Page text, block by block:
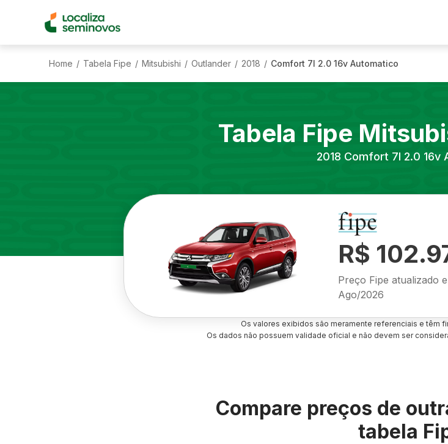
Home / Tabela Fipe / Mitsubishi / Outlander / 2018 / Comfort 7l 2.0 16v Automatico
Tabela Fipe
2018 Comfort 7l 2.0 16v
R$
Preço Fipe atualizado
Ago/2026
Os valores exibidos são meramente referenciais e têm
Os dados não possuem validade oficial e não devem ser
Compare preços de
tabela